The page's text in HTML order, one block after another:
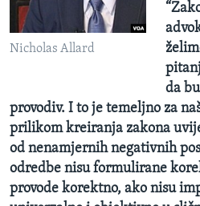
Nicholas Allard
da
provodiv. I to je temeljno za
prilikom kreiranja zakona
od nenamjernih negativnih
odredbe nisu formulirane
provode korektno, ako nisu